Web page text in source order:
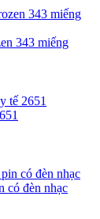
343 miếng
có đèn nhạc